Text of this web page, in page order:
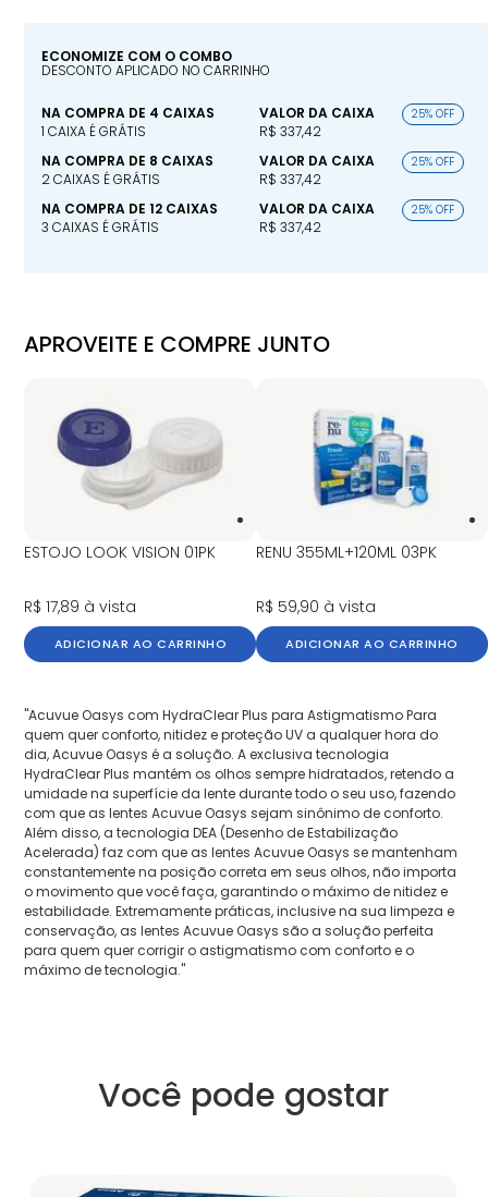
ECONOMIZE COM O COMBO
DESCONTO APLICADO NO CARRINHO
NA COMPRA DE 4 CAIXAS
1 CAIXA É GRÁTIS
VALOR DA CAIXA
R$ 337,42
25% OFF
NA COMPRA DE 8 CAIXAS
2 CAIXAS É GRÁTIS
VALOR DA CAIXA
R$ 337,42
25% OFF
NA COMPRA DE 12 CAIXAS
3 CAIXAS É GRÁTIS
VALOR DA CAIXA
R$ 337,42
25% OFF
APROVEITE E COMPRE JUNTO
ESTOJO LOOK VISION 01PK
R$ 17,89 à vista
ADICIONAR AO CARRINHO
RENU 355ML+120ML 03PK
R$ 59,90 à vista
ADICIONAR AO CARRINHO
"Acuvue Oasys com HydraClear Plus para Astigmatismo Para
quem quer conforto, nitidez e proteção UV a qualquer hora do
dia, Acuvue Oasys é a solução. A exclusiva tecnologia
HydraClear Plus mantém os olhos sempre hidratados, retendo a
umidade na superfície da lente durante todo o seu uso, fazendo
com que as lentes Acuvue Oasys sejam sinônimo de conforto.
Além disso, a tecnologia DEA (Desenho de Estabilização
Acelerada) faz com que as lentes Acuvue Oasys se mantenham
constantemente na posição correta em seus olhos, não importa
o movimento que você faça, garantindo o máximo de nitidez e
estabilidade. Extremamente práticas, inclusive na sua limpeza e
conservação, as lentes Acuvue Oasys são a solução perfeita
para quem quer corrigir o astigmatismo com conforto e o
máximo de tecnologia."
Você pode gostar